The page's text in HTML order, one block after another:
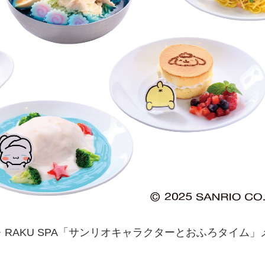
RAKU SPA「サンリオキャラクターとおふろタイム」